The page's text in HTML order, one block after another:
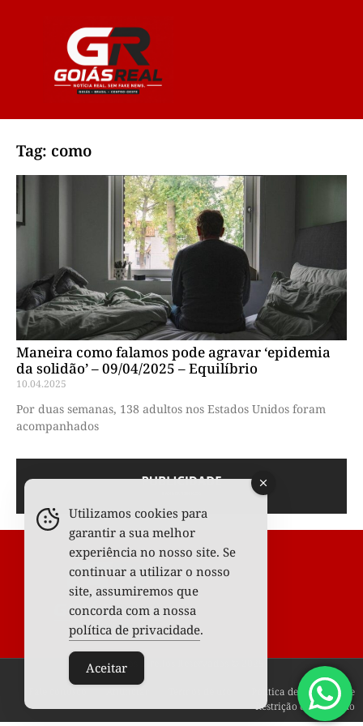
Tag: como
Maneira como falamos pode agravar ‘epidemia
da solidão’ – 09/04/2025 – Equilíbrio
10.04.2025
Por duas semanas, 138 adultos nos Estados Unidos foram
acompanhados
Todos os Direitos Reservados © 2025
Política de privacidade
Restrição de conteúdo
Utilizamos cookies para
garantir a sua melhor
experiência no nosso site. Se
continuar a utilizar o nosso
site, assumiremos que
concorda com a nossa
política de privacidade.
Aceitar